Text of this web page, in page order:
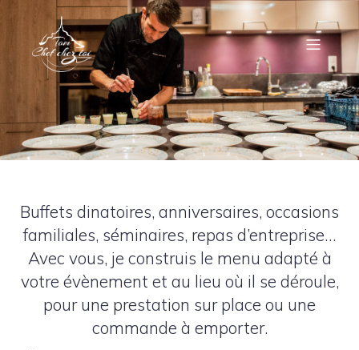
Buffets dinatoires, anniversaires, occasions
familiales, séminaires, repas d’entreprise…
Avec vous, je construis le menu adapté à
votre évènement et au lieu où il se déroule,
pour une prestation sur place ou une
commande à emporter.